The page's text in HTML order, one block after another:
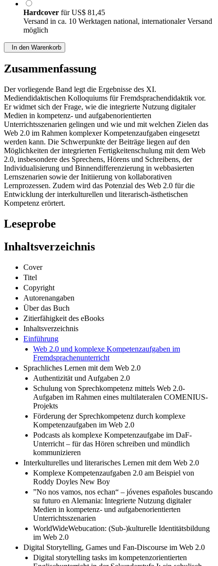
Hardcover fürUS$ 81,45
Versand in ca. 10 Werktagen national, internationaler Versand
möglich
In den Warenkorb
Zusammenfassung
Der vorliegende Band legt die Ergebnisse des XI.
Mediendidaktischen Kolloquiums für Fremdsprachendidaktik vor.
Er widmet sich der Frage, wie die integrierte Nutzung digitaler
Medien in kompetenz- und aufgabenorientierten
Unterrichtsszenarien gelingen und wie und mit welchen Zielen das
Web 2.0 im Rahmen komplexer Kompetenzaufgaben eingesetzt
werden kann. Die Schwerpunkte der Beiträge liegen auf den
Möglichkeiten der integrierten Fertigkeitenschulung mit dem Web
2.0, insbesondere des Sprechens, Hörens und Schreibens, der
Individualisierung und Binnendifferenzierung in webbasierten
Lernszenarien sowie der Initiierung von kollaborativen
Lernprozessen. Zudem wird das Potenzial des Web 2.0 für die
Entwicklung der interkulturellen und literarisch-ästhetischen
Kompetenz erörtert.
Leseprobe
Inhaltsverzeichnis
Cover
Titel
Copyright
Autorenangaben
Über das Buch
Zitierfähigkeit des eBooks
Inhaltsverzeichnis
Einführung
Web 2.0 und komplexe Kompetenzaufgaben im
Fremdsprachenunterricht
Sprachliches Lernen mit dem Web 2.0
Authentizität und Aufgaben 2.0
Schulung von Sprechkompetenz mittels Web 2.0-
Aufgaben im Rahmen eines multilateralen COMENIUS-
Projekts
Förderung der Sprechkompetenz durch komplexe
Kompetenzaufgaben im Web 2.0
Podcasts als komplexe Kompetenzaufgabe im DaF-
Unterricht – für das Hören schreiben und mündlich
kommunizieren
Interkulturelles und literarisches Lernen mit dem Web 2.0
Komplexe Kompetenzaufgaben 2.0 am Beispiel von
Roddy Doyles New Boy
”No nos vamos, nos echan“ – jóvenes españoles buscando
su futuro en Alemania: Integrierte Nutzung digitaler
Medien in kompetenz- und aufgabenorientierten
Unterrichtsszenarien
WorldWideWebucation: (Sub-)kulturelle Identitätsbildung
im Web 2.0
Digital Storytelling, Games und Fan-Discourse im Web 2.0
Digital storytelling tasks im kompetenzorientierten